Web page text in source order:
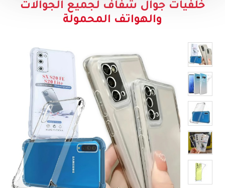
خلفيات جوال شفاف لجميع الجوالات
والهواتف المحمولة